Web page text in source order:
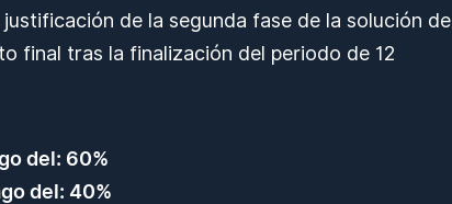
de la segunda fase de la solución de
final tras la finalización del periodo de 12
del: 60%
del: 40%